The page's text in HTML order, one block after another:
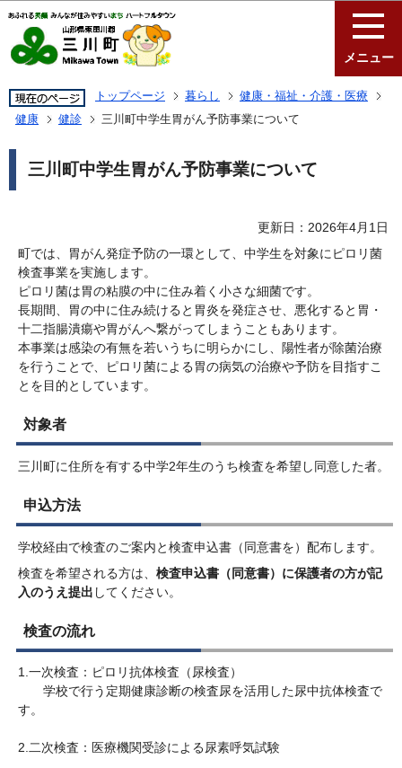
メニュー
トップページ 暮らし
健康・福祉・介護・医療
健康
健診 三川町中学生胃がん予防事業について
三川町中学生胃がん予防事業について
更新日：2026年4月1日
町では、胃がん発症予防の一環として、中学生を対象にピロリ菌
検査事業を実施します。
ピロリ菌は胃の粘膜の中に住み着く小さな細菌です。
長期間、胃の中に住み続けると胃炎を発症させ、悪化すると胃・
十二指腸潰瘍や胃がんへ繋がってしまうこともあります。
本事業は感染の有無を若いうちに明らかにし、陽性者が除菌治療
を行うことで、ピロリ菌による胃の病気の治療や予防を目指すこ
とを目的としています。
対象者
三川町に住所を有する中学2年生のうち検査を希望し同意した者。
申込方法
学校経由で検査のご案内と検査申込書（同意書を）配布します。
検査を希望される方は、 検査申込書（同意書）に保護者の方が記
入のうえ提出 してください。
検査の流れ
1.一次検査：ピロリ抗体検査（尿検査）
学校で行う定期健康診断の検査尿を活用した尿中抗体検査で
す。
2.二次検査：医療機関受診による尿素呼気試験